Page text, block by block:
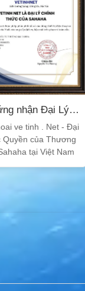
nhận Đại Lý
Sahaha
ve tinh . Net - Đại
Quyền của Thương
tại Việt Nam